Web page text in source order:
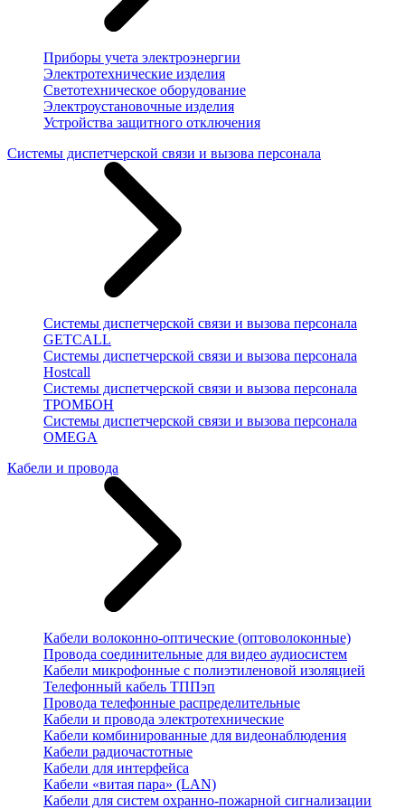
Приборы учета электроэнергии
Электротехнические изделия
Светотехническое оборудование
Электроустановочные изделия
Устройства защитного отключения
Системы диспетчерской связи и вызова персонала
Системы диспетчерской связи и вызова персонала
GETCALL
Системы диспетчерской связи и вызова персонала
Hostcall
Системы диспетчерской связи и вызова персонала
ТРОМБОН
Системы диспетчерской связи и вызова персонала
OMEGA
Кабели и провода
Кабели волоконно-оптические (оптоволоконные)
Провода соединительные для видео аудиосистем
Кабели микрофонные с полиэтиленовой изоляцией
Телефонный кабель ТППэп
Провода телефонные распределительные
Кабели и провода электротехнические
Кабели комбинированные для видеонаблюдения
Кабели радиочастотные
Кабели для интерфейса
Кабели «витая пара» (LAN)
Кабели для систем охранно-пожарной сигнализации